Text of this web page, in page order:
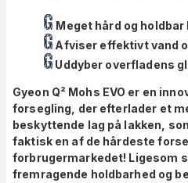
Meget hård og
Afviser effektivt vand
Uddyber overfladens
Gyeon Q² Mohs EVO er en
forsegling, der efterlader et
beskyttende lag på lakken,
faktisk en af de hårdeste
forbrugermarkedet! Ligesom
fremragende holdbarhed og